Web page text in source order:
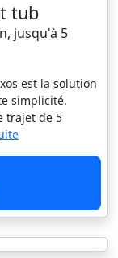
tub
jusqu'à 5
est la solution
simplicité.
trajet de 5